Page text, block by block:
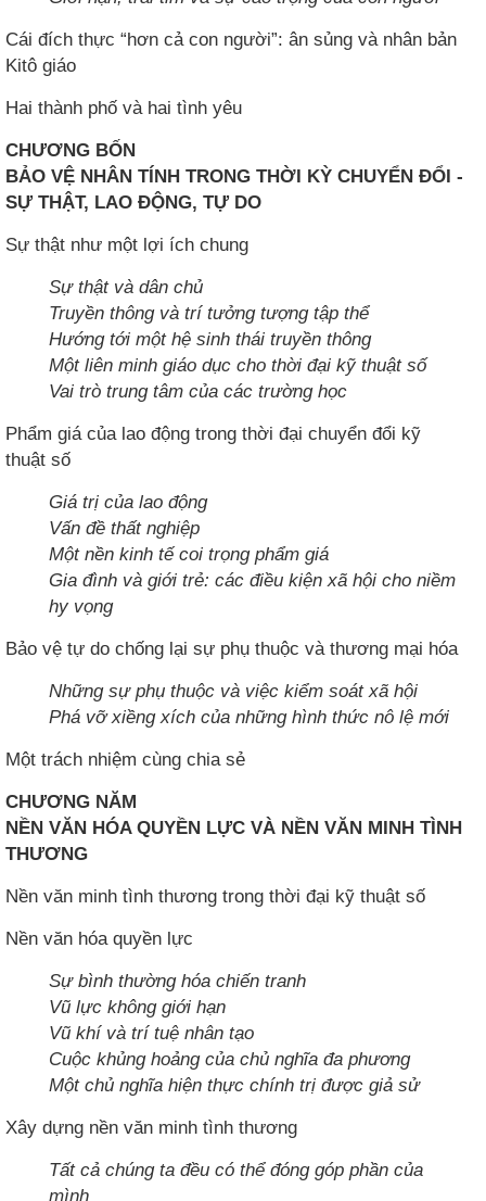
Cái đích thực “hơn cả con người”: ân sủng và nhân bản
Kitô giáo
Hai thành phố và hai tình yêu
CHƯƠNG BỐN
BẢO VỆ NHÂN TÍNH TRONG THỜI KỲ CHUYỂN ĐỔI -
SỰ THẬT, LAO ĐỘNG, TỰ DO
Sự thật như một lợi ích chung
Sự thật và dân chủ
Truyền thông và trí tưởng tượng tập thể
Hướng tới một hệ sinh thái truyền thông
Một liên minh giáo dục cho thời đại kỹ thuật số
Vai trò trung tâm của các trường học
Phẩm giá của lao động trong thời đại chuyển đổi kỹ
thuật số
Giá trị của lao động
Vấn đề thất nghiệp
Một nền kinh tế coi trọng phẩm giá
Gia đình và giới trẻ: các điều kiện xã hội cho niềm
hy vọng
Bảo vệ tự do chống lại sự phụ thuộc và thương mại hóa
Những sự phụ thuộc và việc kiểm soát xã hội
Phá vỡ xiềng xích của những hình thức nô lệ mới
Một trách nhiệm cùng chia sẻ
CHƯƠNG NĂM
NỀN VĂN HÓA QUYỀN LỰC VÀ NỀN VĂN MINH TÌNH
THƯƠNG
Nền văn minh tình thương trong thời đại kỹ thuật số
Nền văn hóa quyền lực
Sự bình thường hóa chiến tranh
Vũ lực không giới hạn
Vũ khí và trí tuệ nhân tạo
Cuộc khủng hoảng của chủ nghĩa đa phương
Một chủ nghĩa hiện thực chính trị được giả sử
Xây dựng nền văn minh tình thương
Tất cả chúng ta đều có thể đóng góp phần của
mình